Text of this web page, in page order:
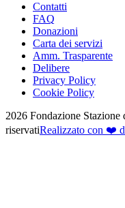
Contatti
FAQ
Donazioni
Carta dei servizi
Amm. Trasparente
Delibere
Privacy Policy
Cookie Policy
2026 Fondazione
riservatiRealizzato con ❤️